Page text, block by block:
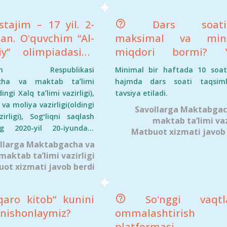
etilmaydi.
– 17 yil. 2-
Oʻquvchim “Al-
olimpiadasida
5-oʻrinni oldi.
biri oliy
biri 2-toifali.
sertifikatiga
staji 2 yil. Bizga
qanday
kerak?
Respublikasi
va maktab taʼlimi
Xalq taʼlimi vazirligi),
moliya vazirligi(oldingi
Sogʻliqni saqlash
2020-yil 20-iyundagi
muassasalarida
komplektlash hamda
roʻyxatlarini
tartibi toʻgʻrisidagi
Nizomda barcha
o‘tilgan. Xususan,
15-bandiga muvofiq har
Maktabgacha va
ta’limi vazirligi
xizmati javob berdi
Dars
maksimal va
miqdori bormi?
maktab rahbari
hollarda mazkur
yana oʻqituvchi
mumkin?
Minimal bir haftada 10
hajmda dars soati
tavsiya etiladi.
Savollarga
maktab ta’limi
Matbuot xizmati javob
kitob” kunini
Soʻnggi
ommalashtirish